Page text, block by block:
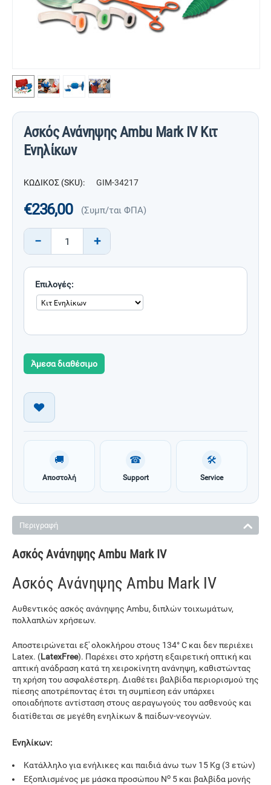
Ασκός Ανάνηψης Ambu Mark IV Κιτ
Ενηλίκων
ΚΩΔΙΚΟΣ (SKU): GIM-34217
€236,00 (Συμπ/ται ΦΠΑ)
+
−
Επιλογές:
Άμεσα διαθέσιμο
🚚
Αποστολή
☎
Support
🛠
Service
Περιγραφή
Ασκός Ανάνηψης Ambu Mark IV
Ασκός Ανάνηψης Ambu Mark IV
Αυθεντικός ασκός ανάνηψης Ambu, διπλών τοιχωμάτων,
πολλαπλών χρήσεων.
Αποστειρώνεται εξ' ολοκλήρου στους 134° C και δεν περιέχει
Latex. (LatexFree). Παρέχει στο χρήστη εξαιρετική οπτική και
απτική ανάδραση κατά τη χειροκίνητη ανάνηψη, καθιστώντας
τη χρήση του ασφαλέστερη. Διαθέτει βαλβίδα περιορισμού της
πίεσης αποτρέποντας έτσι τη συμπίεση εάν υπάρχει
οποιαδήποτε αντίσταση στους αεραγωγούς του ασθενούς και
διατίθεται σε μεγέθη ενηλίκων & παίδων-νεογνών.
Ενηλίκων:
Κατάλληλο για ενήλικες και παιδιά άνω των 15 Kg (3 ετών)
Εξοπλισμένος με μάσκα προσώπου Nο 5 και βαλβίδα μονής